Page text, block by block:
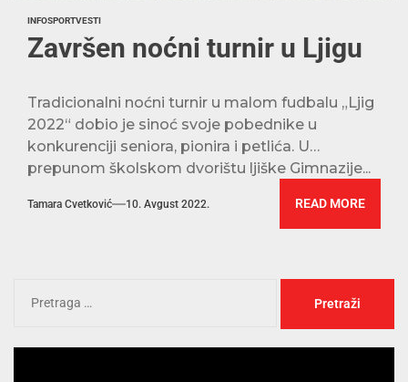
INFOSPORTVESTI
Završen noćni turnir u Ljigu
Tradicionalni noćni turnir u malom fudbalu „Ljig
2022“ dobio je sinoć svoje pobednike u
konkurenciji seniora, pionira i petlića. U
prepunom školskom dvorištu ljiške Gimnazije...
Tamara Cvetković 10. Avgust 2022. READ MORE